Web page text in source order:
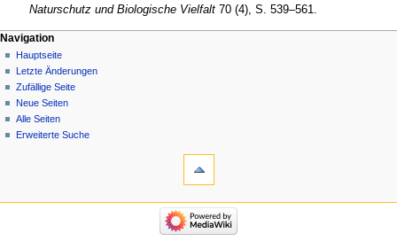
Naturschutz und Biologische Vielfalt 70 (4), S. 539–561.
Navigation
Hauptseite
Letzte Änderungen
Zufällige Seite
Neue Seiten
Alle Seiten
Erweiterte Suche